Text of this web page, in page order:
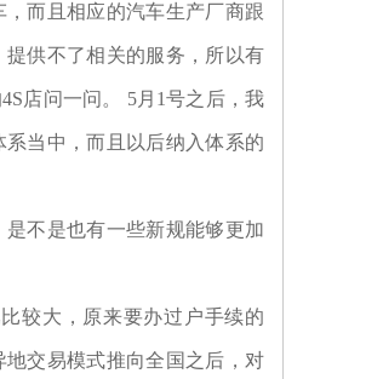
而且相应的汽车生产厂商跟
供不了相关的服务，所以有
店问一问。 5月1号之后，我
当中，而且以后纳入体系的
不是也有一些新规能够更加
较大，原来要办过户手续的
交易模式推向全国之后，对